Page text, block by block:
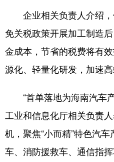
企业相关负责人介绍，
免关税政策开展加工制造
金成本，节省的税费将有
源化、轻量化研发，加速高
“首单落地为海南汽车
工业和信息化厅相关负责
机，聚焦“小而精”特色汽
车、消防援救车、通信指